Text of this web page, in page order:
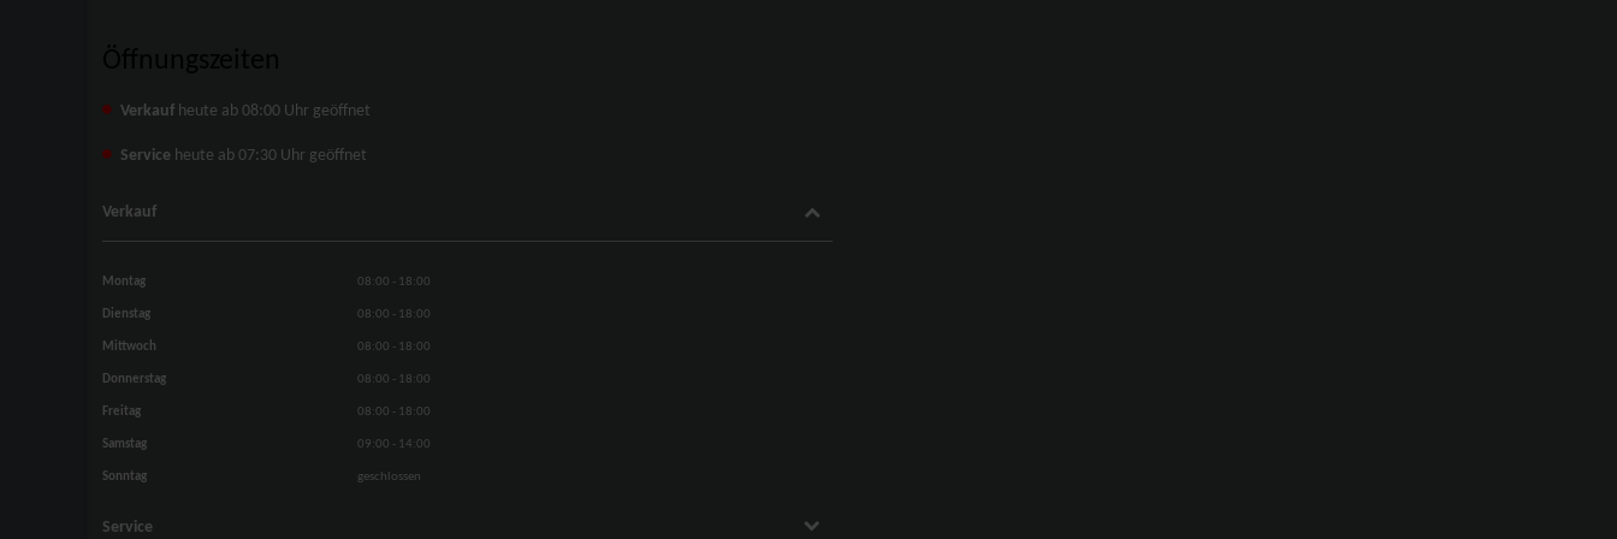
Verkaufheute ab 08:00 Uhr geöffnet
Serviceheute ab 07:30 Uhr geöffnet
Verkauf
Montag 08:00 - 18:00
Dienstag 08:00 - 18:00
Mittwoch 08:00 - 18:00
Donnerstag 08:00 - 18:00
Freitag 08:00 - 18:00
Samstag 09:00 - 14:00
Sonntag geschlossen
Service